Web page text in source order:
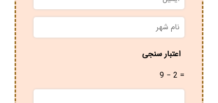
نام
شهر *
اعتبار سنجی
9 − 2 =